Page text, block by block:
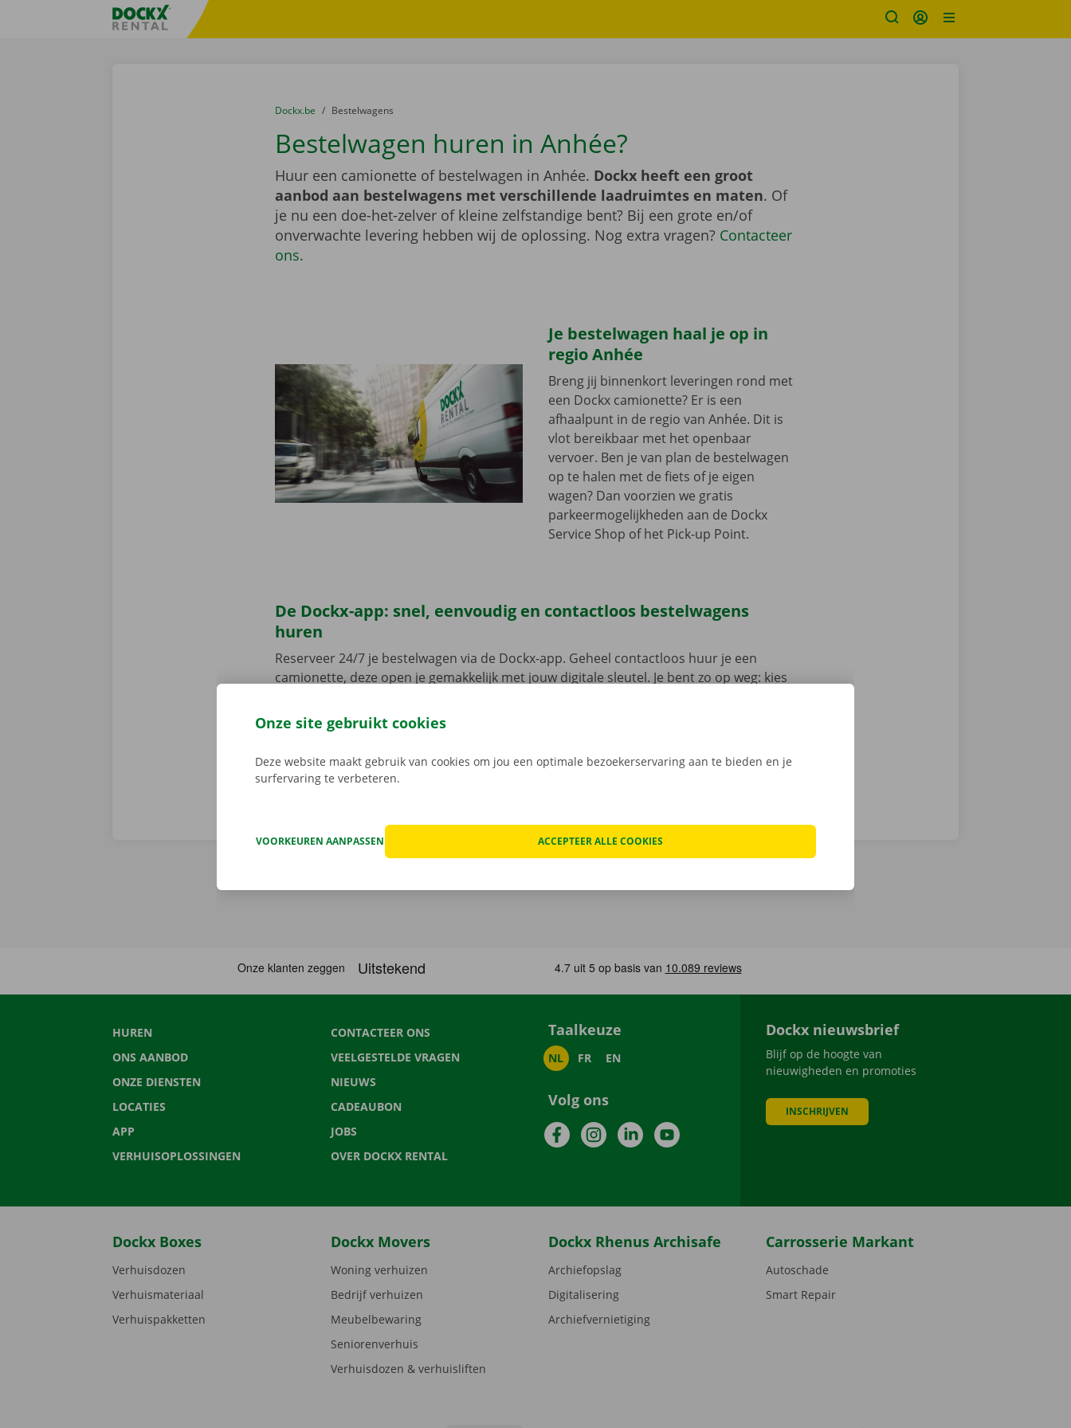
Taalselectie overslaanFratello DEMO
U bevindt zich hier:
van
Dockx.be naar
Bestelwagens
Bestelwagen huren in Anhée?
Huur een camionette of bestelwagen in Anhée. Dockx heeft een groot
aanbod aan bestelwagens met verschillende laadruimtes en maten. Of
je nu een doe-het-zelver of kleine zelfstandige bent? Bij een grote en/of
onverwachte levering hebben wij de oplossing. Nog extra vragen? Contacteer
ons.
Je bestelwagen haal je op in
regio Anhée
Breng jij binnenkort leveringen rond met
een Dockx camionette? Er is een
afhaalpunt in de regio van Anhée. Dit is
vlot bereikbaar met het openbaar
vervoer. Ben je van plan de bestelwagen
op te halen met de fiets of je eigen
wagen? Dan voorzien we gratis
parkeermogelijkheden aan de Dockx
Service Shop of het Pick-up Point.
De Dockx-app: snel, eenvoudig en contactloos bestelwagens
huren
Reserveer 24/7 je bestelwagen via de Dockx-app. Geheel contactloos huur je een
camionette, deze open je gemakkelijk met jouw digitale sleutel. Je bent zo op weg: kies
vertrekken. Download de gratis app nu voor
HUREN
ONS AANBOD
ONZE DIENSTEN
LOCATIES
APP
VERHUISOPLOSSINGEN
CONTACTEER ONS
VEELGESTELDE VRAGEN
NIEUWS
CADEAUBON
JOBS
OVER DOCKX RENTAL
Taalkeuze
NL FR EN
Volg ons
FacebookInstagramLinkedInYouTube
Dockx nieuwsbrief
Blijf op de hoogte van
nieuwigheden en promoties
INSCHRIJVEN
Dockx Boxes
Verhuisdozen
Verhuismateriaal
Verhuispakketten
Dockx Movers
Woning verhuizen
Bedrijf verhuizen
Meubelbewaring
Seniorenverhuis
Verhuisdozen & verhuisliften
Dockx Rhenus Archisafe
Archiefopslag
Digitalisering
Archiefvernietiging
Carrosserie Markant
Autoschade
Smart Repair
Onze site gebruikt cookies
Deze website maakt gebruik van cookies om jou een optimale bezoekerservaring aan te bieden en je
surfervaring te verbeteren.
VOORKEUREN AANPASSEN ACCEPTEER ALLE COOKIES